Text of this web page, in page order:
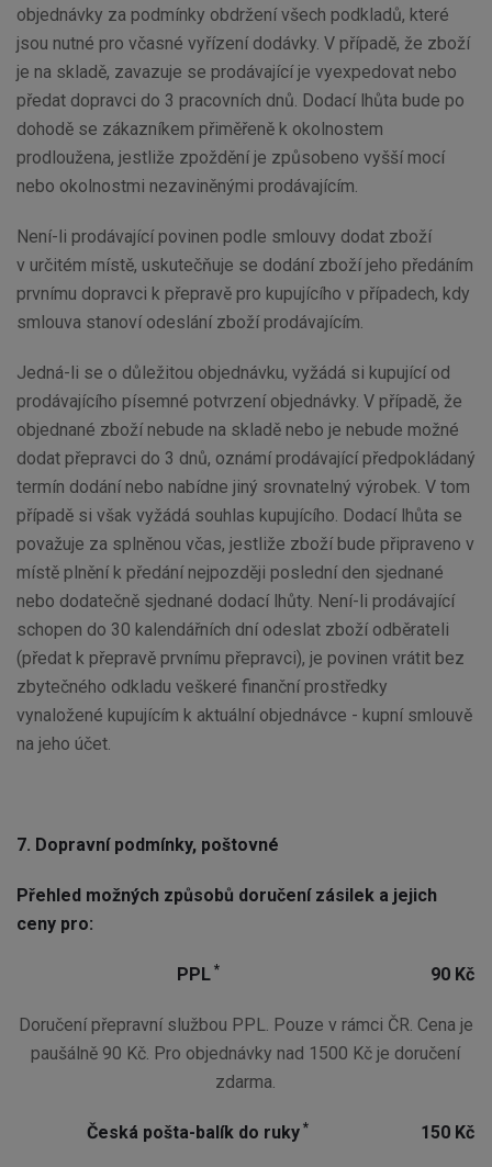
objednávky za podmínky obdržení všech podkladů, které
jsou nutné pro včasné vyřízení dodávky. V případě, že zboží
je na skladě, zavazuje se prodávající je vyexpedovat nebo
předat dopravci do 3 pracovních dnů. Dodací lhůta bude po
dohodě se zákazníkem přiměřeně k okolnostem
prodloužena, jestliže zpoždění je způsobeno vyšší mocí
nebo okolnostmi nezaviněnými prodávajícím.
Není-li prodávající povinen podle smlouvy dodat zboží
v určitém místě, uskutečňuje se dodání zboží jeho předáním
prvnímu dopravci k přepravě pro kupujícího v případech, kdy
smlouva stanoví odeslání zboží prodávajícím.
Jedná-li se o důležitou objednávku, vyžádá si kupující od
prodávajícího písemné potvrzení objednávky. V případě, že
objednané zboží nebude na skladě nebo je nebude možné
dodat přepravci do 3 dnů, oznámí prodávající předpokládaný
termín dodání nebo nabídne jiný srovnatelný výrobek. V tom
případě si však vyžádá souhlas kupujícího. Dodací lhůta se
považuje za splněnou včas, jestliže zboží bude připraveno v
místě plnění k předání nejpozději poslední den sjednané
nebo dodatečně sjednané dodací lhůty. Není-li prodávající
schopen do 30 kalendářních dní odeslat zboží odběrateli
(předat k přepravě prvnímu přepravci), je povinen vrátit bez
zbytečného odkladu veškeré finanční prostředky
vynaložené kupujícím k aktuální objednávce - kupní smlouvě
na jeho účet.
7. Dopravní podmínky, poštovné
Přehled možných způsobů doručení zásilek a jejich
ceny pro:
PPL * 90 Kč
Doručení přepravní službou PPL. Pouze v rámci ČR. Cena je
paušálně 90 Kč. Pro objednávky nad 1500 Kč je doručení
zdarma.
Česká pošta-balík do ruky * 150 Kč